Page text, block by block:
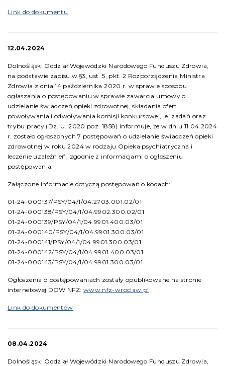
Link do dokumentu
12.04.2024
Dolnośląski Oddział Wojewódzki Narodowego Funduszu Zdrowia,
na podstawie zapisu w §3, ust. 5, pkt. 2 Rozporządzenia Ministra
Zdrowia z dnia 14 października 2020 r. w sprawie sposobu
ogłaszania o postępowaniu w sprawie zawarcia umowy o
udzielanie świadczeń opieki zdrowotnej, składania ofert,
powoływania i odwoływania komisji konkursowej, jej zadań oraz
trybu pracy (Dz. U. 2020 poz. 1858) informuje, że w dniu 11.04.2024
r. zostało ogłoszonych 7 postępowań o udzielanie świadczeń opieki
zdrowotnej w roku 2024 w rodzaju Opieka psychiatryczna i
leczenie uzależnień, zgodnie z informacjami o ogłoszeniu
postępowania.
Załączone informacje dotyczą postępowań o kodach:
01-24-000137/PSY/04/1/04.2703.001.02/01
01-24-000138/PSY/04/1/04.9902.300.02/01
01-24-000139/PSY/04/1/04.9901.400.03/01
01-24-000140/PSY/04/1/04.9901.300.03/01
01-24-000141/PSY/04/1/04.9901.300.03/01
01-24-000142/PSY/04/1/04.9901.400.03/01
01-24-000143/PSY/04/1/04.9901.300.03/01
Ogłoszenia o postępowaniach zostały opublikowane na stronie
internetowej DOW NFZ: www.nfz-wroclaw.pl
Link do dokumentów
08.04.2024
Dolnośląski Oddział Wojewódzki Narodowego Funduszu Zdrowia,